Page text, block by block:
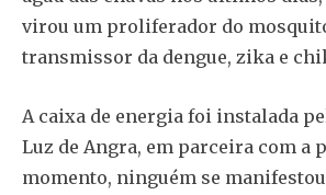
virou um proliferador do
transmissor da dengue, zika e
A caixa de energia foi instalada
Luz de Angra, em parceira com a
momento, ninguém se